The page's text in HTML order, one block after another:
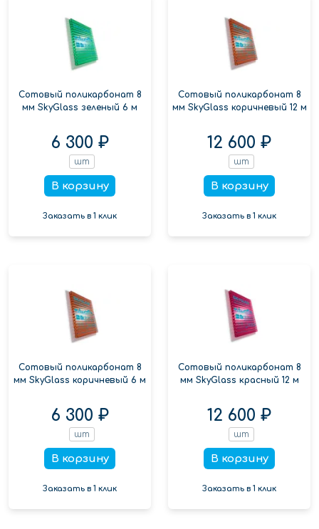
Сотовый поликарбонат 8
мм SkyGlass зеленый 6 м
6 300 ₽
шт
В корзину
Заказать в 1 клик
Сотовый поликарбонат 8
мм SkyGlass коричневый 12 м
12 600 ₽
шт
В корзину
Заказать в 1 клик
Сотовый поликарбонат 8
мм SkyGlass коричневый 6 м
6 300 ₽
шт
В корзину
Заказать в 1 клик
Сотовый поликарбонат 8
мм SkyGlass красный 12 м
12 600 ₽
шт
В корзину
Заказать в 1 клик